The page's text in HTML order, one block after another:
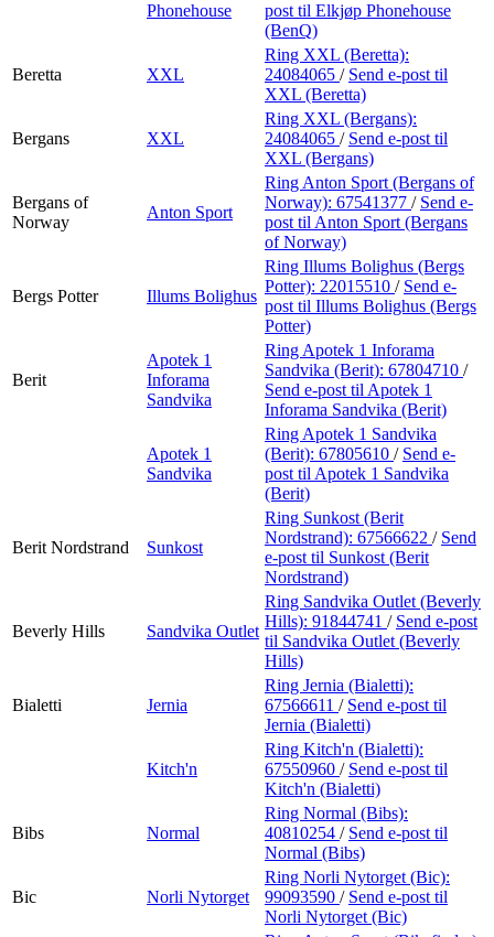
Phonehouse
post til Elkjøp Phonehouse
(BenQ)
Beretta XXL
Ring XXL (Beretta):
24084065 / Send e-post til
XXL (Beretta)
Bergans XXL
Ring XXL (Bergans):
24084065 / Send e-post til
XXL (Bergans)
Bergans of
Norway
Anton Sport
Ring Anton Sport (Bergans of
Norway): 67541377 / Send e-
post til Anton Sport (Bergans
of Norway)
Bergs Potter Illums Bolighus
Ring Illums Bolighus (Bergs
Potter): 22015510 / Send e-
post til Illums Bolighus (Bergs
Potter)
Berit
Apotek 1
Inforama
Sandvika
Ring Apotek 1 Inforama
Sandvika (Berit): 67804710 /
Send e-post til Apotek 1
Inforama Sandvika (Berit)
Apotek 1
Sandvika
Ring Apotek 1 Sandvika
(Berit): 67805610 / Send e-
post til Apotek 1 Sandvika
(Berit)
Berit Nordstrand Sunkost
Ring Sunkost (Berit
Nordstrand): 67566622 / Send
e-post til Sunkost (Berit
Nordstrand)
Beverly Hills Sandvika Outlet
Ring Sandvika Outlet (Beverly
Hills): 91844741 / Send e-post
til Sandvika Outlet (Beverly
Hills)
Bialetti Jernia
Ring Jernia (Bialetti):
67566611 / Send e-post til
Jernia (Bialetti)
Kitch'n
Ring Kitch'n (Bialetti):
67550960 / Send e-post til
Kitch'n (Bialetti)
Bibs Normal
Ring Normal (Bibs):
40810254 / Send e-post til
Normal (Bibs)
Bic Norli Nytorget
Ring Norli Nytorget (Bic):
99093590 / Send e-post til
Norli Nytorget (Bic)